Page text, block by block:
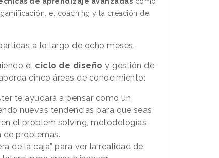
gamificación, el coaching y la creación de
a lo largo de ocho meses.
el ciclo de diseño y gestión de
cinco áreas de conocimiento:
te ayudará a pensar como un
nuevas tendencias para que seas
el problem solving, metodologías
de problemas.
de la caja” para ver la realidad de